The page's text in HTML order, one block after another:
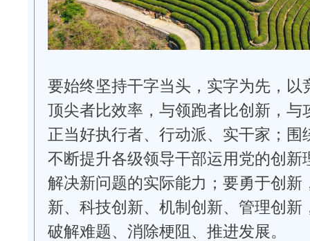
要始终坚持干字当头，实字为先，以
顶尖者比效率，与领跑者比创新，与
正当好执行者、行动派、实干家；围
不断提升各级领导干部运用党的创新
解决新问题的实际能力；要勇于创新
新、科技创新、机制创新、管理创新
破解难题、消除梗阻、推进发展。